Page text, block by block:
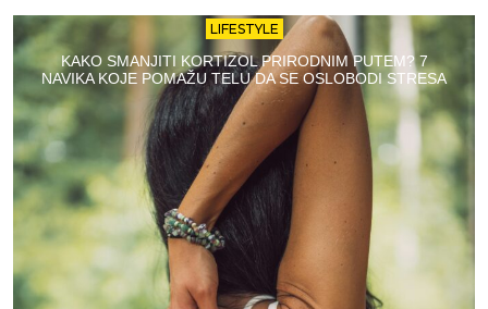
LIFESTYLE
KAKO SMANJITI KORTIZOL PRIRODNIM PUTEM? 7
NAVIKA KOJE POMAŽU TELU DA SE OSLOBODI STRESA